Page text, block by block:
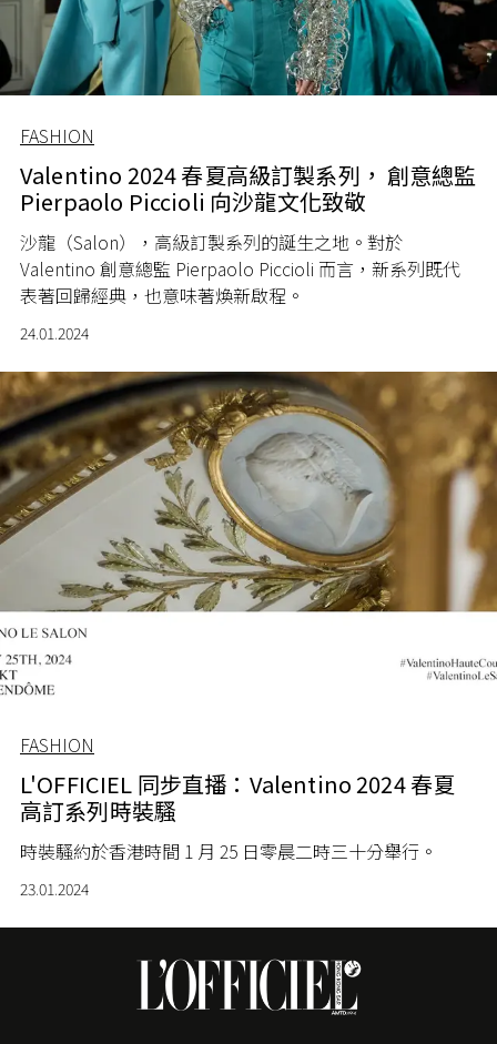
FASHION
Valentino 2024 春夏高級訂製系列， 創意總監
Pierpaolo Piccioli 向沙龍文化致敬
沙龍 （Salon） ，高級訂製系列的誕生之地 。 對於
Valentino 創意總監 Pierpaolo Piccioli 而言，新系列既代
表著回歸經典， 也意味著煥新啟程。
24.01.2024
FASHION
L'OFFICIEL 同步直播：Valentino 2024 春夏
高訂系列時裝騷
時裝騷約於香港時間 1 月 25 日零晨二時三十分舉行。
23.01.2024